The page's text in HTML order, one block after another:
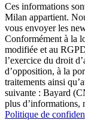
Ces informations
Milan appartient.
vous envoyer les
Conformément à la
modifiée et au
l’exercice du droit
d’opposition, à la
traitements ainsi
suivante : Bayard
plus d’informations,
Politique de